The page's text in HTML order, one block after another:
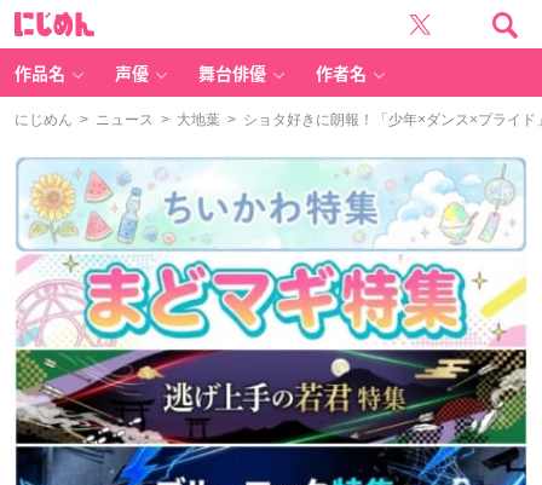
作品名 声優 舞台俳優 作者名
にじめん > ニュース > 大地葉 > ショタ好きに朗報！「少年×ダンス×プライド